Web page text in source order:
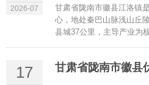
2026-07
甘肃省陇南市徽县江洛镇
心，地处秦巴山脉浅山丘
县城37公里，主导产业为
17 甘肃省陇南市徽县